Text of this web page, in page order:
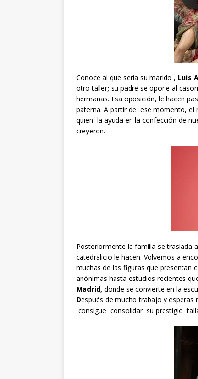
Conoce al que sería su marido , Luis
otro taller; su padre se opone al
hermanas. Esa oposición, le hacen
paterna. A partir de ese momento, el
quien la ayuda en la confección de
creyeron.
Posteriormente la familia se traslada a
catedralicio le hacen. Volvemos a
muchas de las figuras que presentan
anónimas hasta estudios recientes
Madrid, donde se convierte en la
Después de mucho trabajo y esperas
consigue consolidar su prestigio